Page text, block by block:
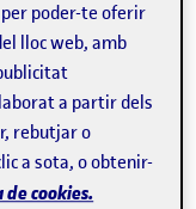
de la
que
superar el curs,
poder-te oferir
lloc web, amb
a partir dels
rebutjar o
a sota, o obtenir-
cookies.